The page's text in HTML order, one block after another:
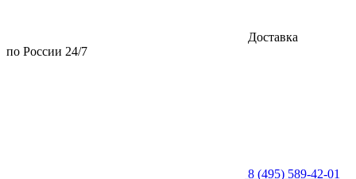
Доставка
по России 24/7
8 (495) 589-42-01